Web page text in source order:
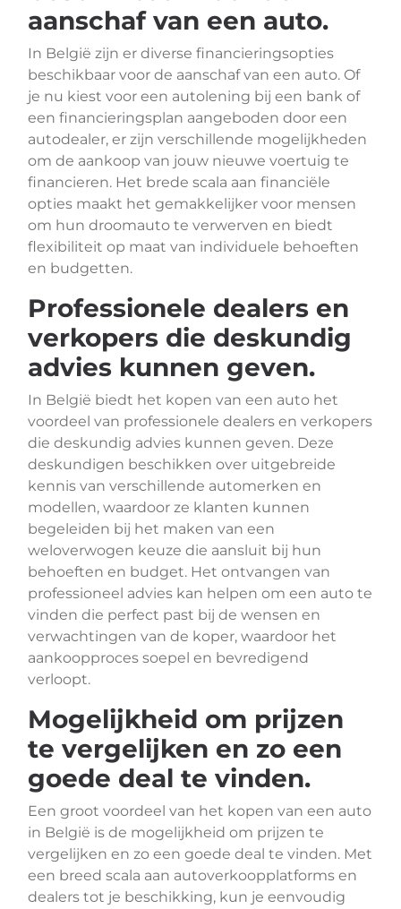
aanschaf van een auto.
In België zijn er diverse financieringsopties
beschikbaar voor de aanschaf van een auto. Of
je nu kiest voor een autolening bij een bank of
een financieringsplan aangeboden door een
autodealer, er zijn verschillende mogelijkheden
om de aankoop van jouw nieuwe voertuig te
financieren. Het brede scala aan financiële
opties maakt het gemakkelijker voor mensen
om hun droomauto te verwerven en biedt
flexibiliteit op maat van individuele behoeften
en budgetten.
Professionele dealers en
verkopers die deskundig
advies kunnen geven.
In België biedt het kopen van een auto het
voordeel van professionele dealers en verkopers
die deskundig advies kunnen geven. Deze
deskundigen beschikken over uitgebreide
kennis van verschillende automerken en
modellen, waardoor ze klanten kunnen
begeleiden bij het maken van een
weloverwogen keuze die aansluit bij hun
behoeften en budget. Het ontvangen van
professioneel advies kan helpen om een auto te
vinden die perfect past bij de wensen en
verwachtingen van de koper, waardoor het
aankoopproces soepel en bevredigend
verloopt.
Mogelijkheid om prijzen
te vergelijken en zo een
goede deal te vinden.
Een groot voordeel van het kopen van een auto
in België is de mogelijkheid om prijzen te
vergelijken en zo een goede deal te vinden. Met
een breed scala aan autoverkoopplatforms en
dealers tot je beschikking, kun je eenvoudig